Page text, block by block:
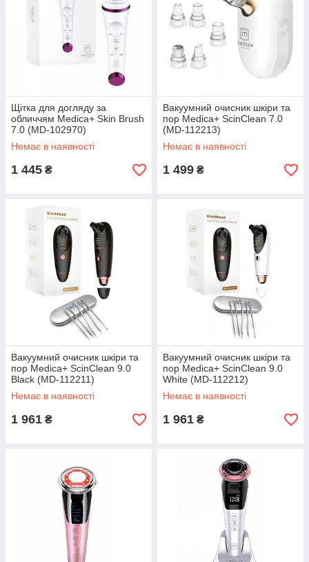
Щітка для догляду за
обличчям Medica+ Skin Brush
7.0 (MD-102970)
Немає в наявності
1 445 ₴
Вакуумний очисник шкіри та
пор Medica+ ScinClean 7.0
(MD-112213)
Немає в наявності
1 499 ₴
Вакуумний очисник шкіри та
пор Medica+ ScinClean 9.0
Black (MD-112211)
Немає в наявності
1 961 ₴
Вакуумний очисник шкіри та
пор Medica+ ScinClean 9.0
White (MD-112212)
Немає в наявності
1 961 ₴